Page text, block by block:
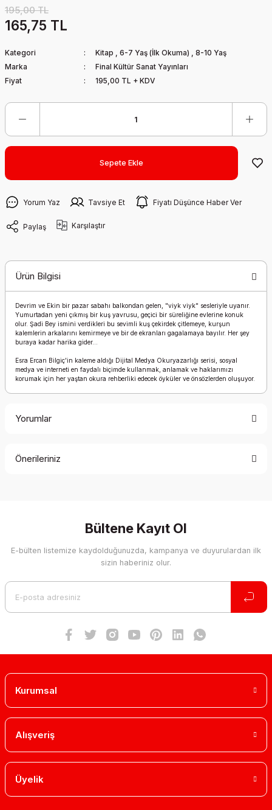
195,00 TL
165,75 TL
Kategori Kitap , 6-7 Yaş (İlk Okuma) , 8-10 Yaş
Marka
Final Kültür Sanat Yayınları
Fiyat
195,00 TL + KDV
Sepete Ekle
Yorum Yaz Tavsiye Et Fiyatı Düşünce Haber Ver
Paylaş Karşılaştır
Ürün Bilgisi
Devrim ve Ekin bir pazar sabahı balkondan gelen, "viyk viyk" sesleriyle uyanır.
Yumurtadan yeni çıkmış bir kuş yavrusu, geçici bir süreliğine evlerine konuk
olur. Şadi Bey ismini verdikleri bu sevimli kuş çekirdek çitlemeye, kurşun
kalemlerin arkalarını kemirmeye ve bir de ekranları gagalamaya bayılır. Her şey
buraya kadar harika gider...
Esra Ercan Bilgiç'in kaleme aldığı Dijital Medya Okuryazarlığı serisi, sosyal
medya ve interneti en faydalı biçimde kullanmak, anlamak ve haklarımızı
korumak için her yaştan okura rehberliki edecek öyküler ve önsözlerden oluşuyor.
Yorumlar
Önerileriniz
Görüş ve önerileriniz için teşekkür ederiz.
Ürün resmi kalitesiz, bozuk veya görüntülenemiyor.
Bültene Kayıt Ol
E-bülten listemize kaydolduğunuzda, kampanya ve duyurulardan ilk
sizin haberiniz olur.
Kurumsal
Alışveriş
Üyelik